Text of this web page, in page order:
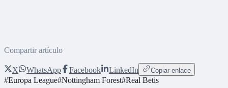
Compartir artículo
X WhatsApp Facebook LinkedIn Copiar enlace
#Europa League#Nottingham Forest#Real Betis